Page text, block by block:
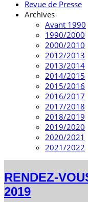
Revue de Presse
Archives
Avant 1990
1990/2000
2000/2010
2012/2013
2013/2014
2014/2015
2015/2016
2016/2017
2017/2018
2018/2019
2019/2020
2020/2021
2021/2022
RENDEZ-
2019